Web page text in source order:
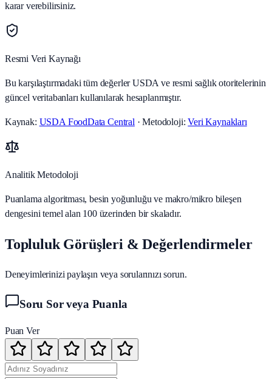
karar verebilirsiniz.
Resmi Veri Kaynağı
Bu karşılaştırmadaki tüm değerler USDA ve resmi sağlık otoritelerinin
güncel veritabanları kullanılarak hesaplanmıştır.
Kaynak: USDA FoodData Central · Metodoloji:Veri Kaynakları
Analitik Metodoloji
Puanlama algoritması, besin yoğunluğu ve makro/mikro bileşen
dengesini temel alan 100 üzerinden bir skaladır.
Topluluk Görüşleri & Değerlendirmeler
Deneyimlerinizi paylaşın veya sorularınızı sorun.
Soru Sor veya Puanla
Puan Ver